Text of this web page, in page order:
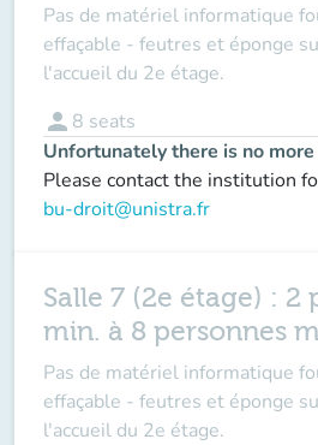
Pas de matériel informatique
effaçable - feutres et éponge
l'accueil du 2e étage.
person 8 seats
Unfortunately there is no
Please contact the institution
bu-droit@unistra.fr
Salle 7 (2e étage) : 2
min. à 8 personnes
Pas de matériel informatique
effaçable - feutres et éponge
l'accueil du 2e étage.